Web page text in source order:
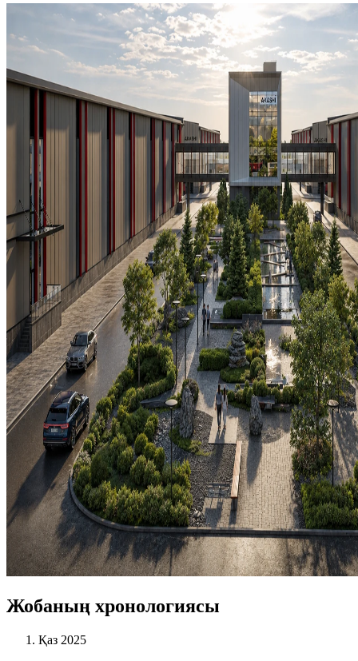
Жобаның хронологиясы
Қаз 2025